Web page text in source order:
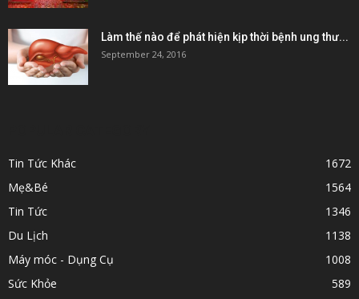
Làm thế nào để phát hiện kịp thời bệnh ung thư...
September 24, 2016
Tin Tức Khác
1672
Mẹ&Bé
1564
Tin Tức
1346
Du Lịch
1138
Máy móc - Dụng Cụ
1008
Sức Khỏe
589